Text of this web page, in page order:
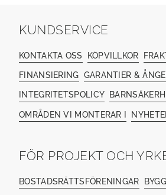
KUNDSERVICE
KONTAKTA OSS KÖPVILLKOR
FINANSIERING GARANTIER &
INTEGRITETSPOLICY
OMRÅDEN VI MONTERAR I
FÖR PROJEKT OCH
BOSTADSRÄTTSFÖRENINGAR